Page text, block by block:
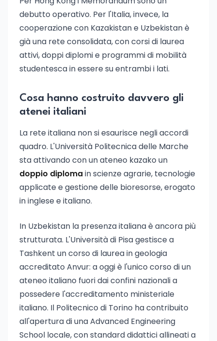
debutto operativo. Per l'Italia, invece, la
cooperazione con Kazakistan e Uzbekistan è
già una rete consolidata, con corsi di laurea
attivi, doppi diplomi e programmi di mobilità
studentesca in essere su entrambi i lati.
Cosa hanno costruito davvero gli
atenei italiani
La rete italiana non si esaurisce negli accordi
quadro. L'Università Politecnica delle Marche
sta attivando con un ateneo kazako un
doppio diplomain scienze agrarie, tecnologie
applicate e gestione delle bioresorse, erogato
in inglese e italiano.
In Uzbekistan la presenza italiana è ancora più
strutturata. L'Università di Pisa gestisce a
Tashkent un corso di laurea in geologia
accreditato Anvur: a oggi è l'unico corso di un
ateneo italiano fuori dai confini nazionali a
possedere l'accreditamento ministeriale
italiano. Il Politecnico di Torino ha contribuito
all'apertura di una Advanced Engineering
School locale, con standard didattici allineati a